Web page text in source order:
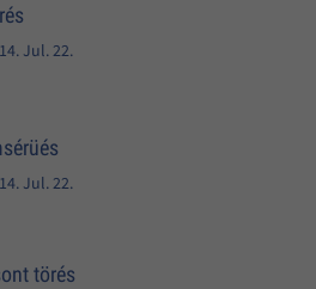
Jul. 22.
Jul. 22.
törés